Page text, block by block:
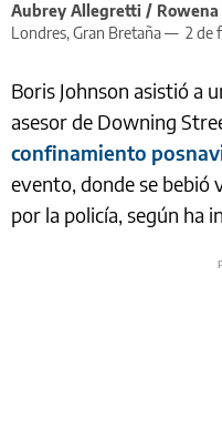
Aubrey Allegretti /
Londres, Gran Bretaña — 2 de
Boris Johnson asistió a
asesor de Downing
confinamiento
evento, donde se bebió
por la policía, según ha